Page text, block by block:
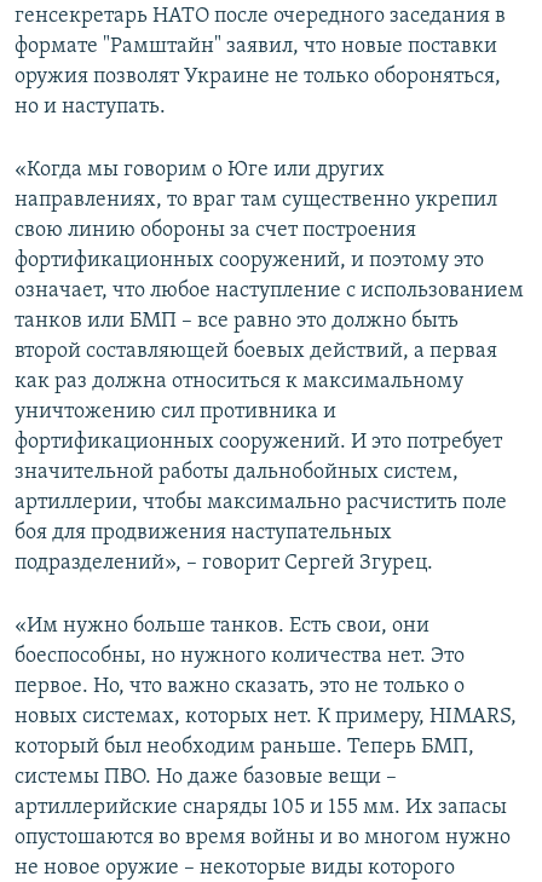
генсекретарь НАТО после очередного заседания в
формате "Рамштайн" заявил, что новые поставки
оружия позволят Украине не только обороняться,
но и наступать.
«Когда мы говорим о Юге или других
направлениях, то враг там существенно укрепил
свою линию обороны за счет построения
фортификационных сооружений, и поэтому это
означает, что любое наступление с использованием
танков или БМП – все равно это должно быть
второй составляющей боевых действий, а первая
как раз должна относиться к максимальному
уничтожению сил противника и
фортификационных сооружений. И это потребует
значительной работы дальнобойных систем,
артиллерии, чтобы максимально расчистить поле
боя для продвижения наступательных
подразделений», – говорит Сергей Згурец.
«Им нужно больше танков. Есть свои, они
боеспособны, но нужного количества нет. Это
первое. Но, что важно сказать, это не только о
новых системах, которых нет. К примеру, HIMARS,
который был необходим раньше. Теперь БМП,
системы ПВО. Но даже базовые вещи –
артиллерийские снаряды 105 и 155 мм. Их запасы
опустошаются во время войны и во многом нужно
не новое оружие – некоторые виды которого